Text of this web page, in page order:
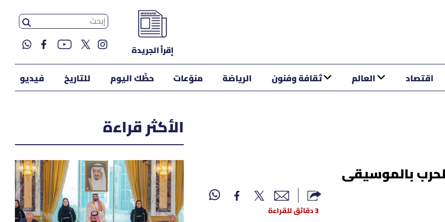
إقرأ الجريدة
اقتصاد العالم ثقافة وفنون الرياضة منوّعات حظّك اليوم للتاريخ فيديو
بالموسيقى
3 دقائق للقراءة
الأكثر قراءة